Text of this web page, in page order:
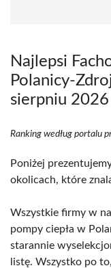
Najlepsi
Polanicy-
sierpniu
Ranking według portalu
Poniżej
okolicach, które
Wszystkie firmy w
pompy ciepła w
starannie
listę. Wszystko po